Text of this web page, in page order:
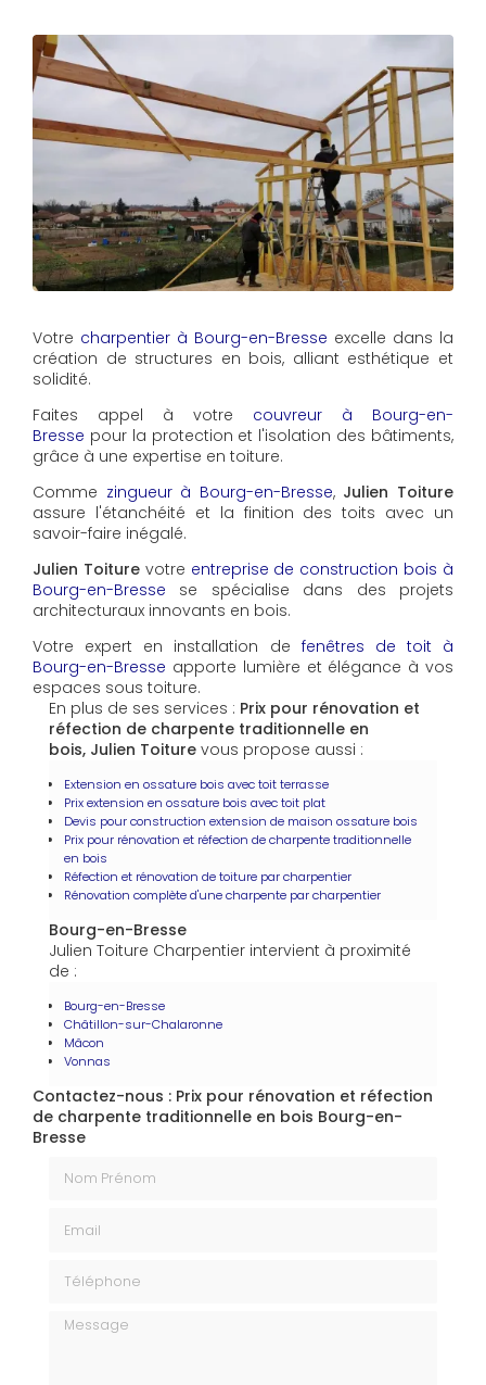
Votre charpentier à Bourg-en-Bresse excelle dans la
création de structures en bois, alliant esthétique et
solidité.
Faites appel à votre couvreur à Bourg-en-
Bresse pour la protection et l'isolation des bâtiments,
grâce à une expertise en toiture.
Comme zingueur à Bourg-en-Bresse, Julien Toiture
assure l'étanchéité et la finition des toits avec un
savoir-faire inégalé.
Julien Toiture votre entreprise de construction bois à
Bourg-en-Bresse se spécialise dans des projets
architecturaux innovants en bois.
Votre expert en installation de fenêtres de toit à
Bourg-en-Bresse apporte lumière et élégance à vos
espaces sous toiture.
En plus de ses services : Prix pour rénovation et
réfection de charpente traditionnelle en
bois, Julien Toiture vous propose aussi :
Extension en ossature bois avec toit terrasse
Prix extension en ossature bois avec toit plat
Devis pour construction extension de maison ossature bois
Prix pour rénovation et réfection de charpente traditionnelle
en bois
Réfection et rénovation de toiture par charpentier
Rénovation complète d'une charpente par charpentier
Bourg-en-Bresse
Julien Toiture Charpentier intervient à proximité
de :
Bourg-en-Bresse
Châtillon-sur-Chalaronne
Mâcon
Vonnas
Contactez-nous : Prix pour rénovation et réfection
de charpente traditionnelle en bois Bourg-en-
Bresse
Message